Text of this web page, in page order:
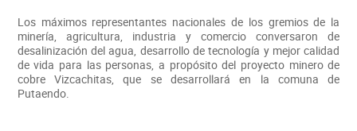
Los máximos representantes nacionales de los gremios de la
minería, agricultura, industria y comercio conversaron de
desalinización del agua, desarrollo de tecnología y mejor calidad
de vida para las personas, a propósito del proyecto minero de
cobre Vizcachitas, que se desarrollará en la comuna de
Putaendo.